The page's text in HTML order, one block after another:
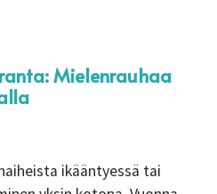
Mielenrauhaa
ikääntyessä tai